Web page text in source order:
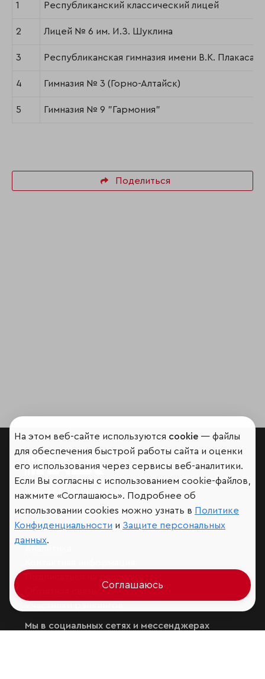
1 Республиканский классический лицей
2 Лицей № 6 им. И.З. Шуклина
3 Республиканская гимназия имени В.К. Плакаса
4 Гимназия № 3 (Горно-Алтайск)
5 Гимназия № 9 "Гармония"
Поделиться
Мир сквозь призму рейтингов
Мы в социальных сетях и мессенджерах
На этом веб-сайте используются cookie — файлы
для обеспечения быстрой работы сайта и оценки
его использования через сервисы веб-аналитики.
Если Вы согласны с использованием cookie-файлов,
нажмите «Соглашаюсь». Подробнее об
использовании cookies можно узнать в Политике
Конфиденциальности и Защите персональных
данных.
Соглашаюсь